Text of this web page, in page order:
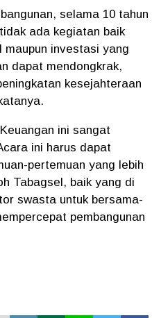
selama 10 tahun
ada kegiatan baik
maupun investasi yang
dapat mendongkrak,
kesejahteraan
ini sangat
ini harus dapat
pertemuan yang lebih
Tabagsel, baik yang di
swasta untuk bersama-
pembangunan